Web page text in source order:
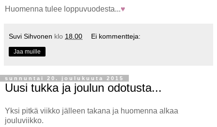
Huomenna tulee loppuvuodesta...♥
Suvi Sihvonen klo 18.00 Ei kommentteja:
Jaa muille
sunnuntai 20. joulukuuta 2015
Uusi tukka ja joulun odotusta...
Yksi pitkä viikko jälleen takana ja huomenna alkaa
jouluviikko.